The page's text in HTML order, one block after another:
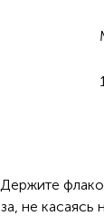
не касаясь